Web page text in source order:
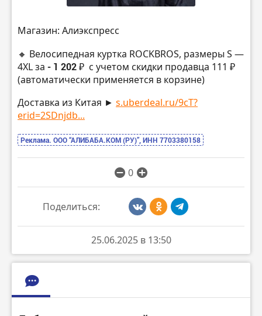
Магазин: Алиэкспресс
🔸 Велосипедная куртка ROCKBROS, размеры S —
4XL за - 1 202 ₽ с учетом скидки продавца 111 ₽
(автоматически применяется в корзине)
Доставка из Китая ► s.uberdeal.ru/9cT?
erid=2SDnjdb...
Реклама. ООО “АЛИБАБА.КОМ (РУ)”, ИНН 7703380158
0
Поделиться:
25.06.2025 в 13:50